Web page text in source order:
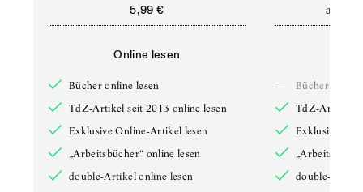
5,99 €
Online lesen
Bücher online lesen
TdZ-Artikel seit 2013 online lesen
Exklusive Online-Artikel lesen
„Arbeitsbücher“ online lesen
double-Artikel online lesen
ab
—
Bücher online
TdZ-Artikel
Exklusive
double-